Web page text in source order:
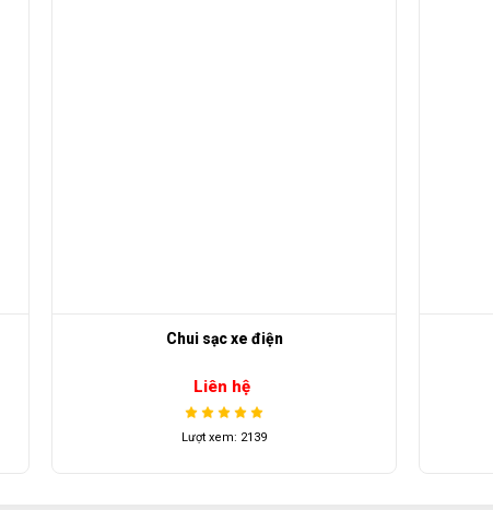
Acquy Trojan T-875
22,000đ 45,000đ
Lượt xem: 3771